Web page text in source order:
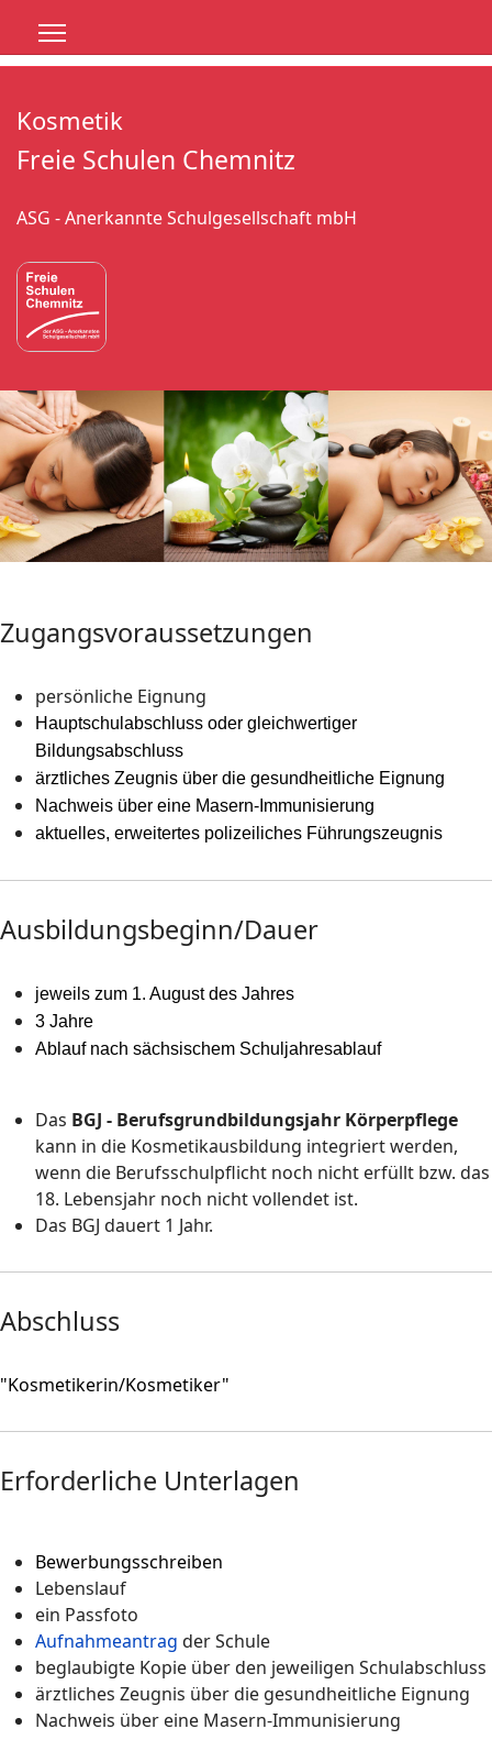
Kosmetik
Freie Schulen Chemnitz
ASG - Anerkannte Schulgesellschaft mbH
Zugangsvoraussetzungen
persönliche Eignung
Hauptschulabschluss oder gleichwertiger
Bildungsabschluss
ärztliches Zeugnis über die gesundheitliche Eignung
Nachweis über eine Masern-Immunisierung
aktuelles, erweitertes polizeiliches Führungszeugnis
Ausbildungsbeginn/Dauer
jeweils zum 1. August des Jahres
3 Jahre
Ablauf nach sächsischem Schuljahresablauf
Das BGJ - Berufsgrundbildungsjahr Körperpflege
kann in die Kosmetikausbildung integriert werden,
wenn die Berufsschulpflicht noch nicht erfüllt bzw. das
18. Lebensjahr noch nicht vollendet ist.
Das BGJ dauert 1 Jahr.
Abschluss
"Kosmetikerin/Kosmetiker"
Erforderliche Unterlagen
Bewerbungsschreiben
Lebenslauf
ein Passfoto
Aufnahmeantrag der Schule
beglaubigte Kopie über den jeweiligen Schulabschluss
ärztliches Zeugnis über die gesundheitliche Eignung
Nachweis über eine Masern-Immunisierung